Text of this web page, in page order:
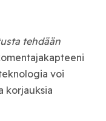
tehdään
voi
korjauksia